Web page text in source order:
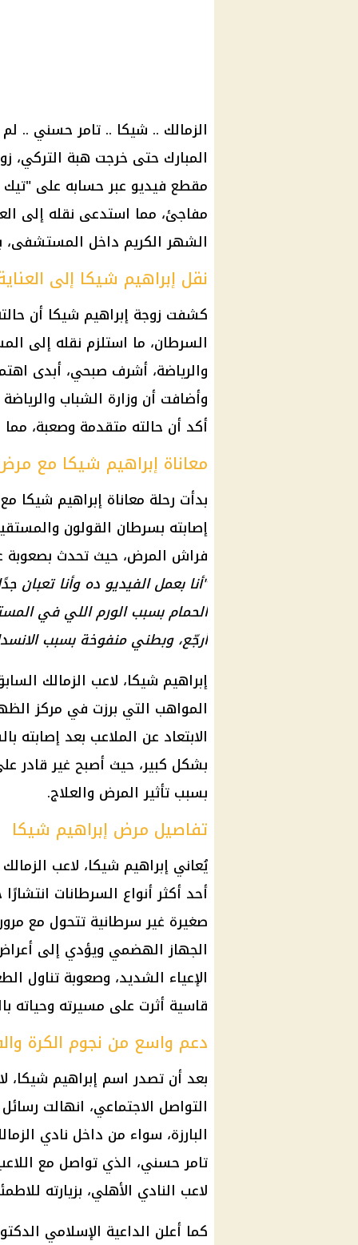
الزمالك .. شيكا .. تامر حسني ..
المبارك حتى خرجت هبة التركي،
مقطع فيديو عبر حسابه على
مفاجئ، مما استدعى نقله إلى
الشهر الكريم داخل المستشفى
نقل إبراهيم شيكا إلى
كشفت زوجة إبراهيم شيكا أن
السرطان، ما استلزم نقله إلى
والرياضة، أشرف صبحي، أبدى
وأضافت أن وزارة الشباب والرياضة
أكد أن حالته متقدمة وصعبة،
معاناة إبراهيم شيكا مع
بدأت رحلة معاناة إبراهيم
إصابته بسرطان القولون
فراش المرض، حيث تحدث بصعوبة
"أنا بعمل الفيديو ده وأنا
الحمام بسبب الورم اللي في
أرجّع، وبطني منفوخة بسبب
إبراهيم شيكا، لاعب الزمالك
المواهب التي برزت في مركز
الابتعاد عن الملاعب بعد
بشكل كبير، حيث أصبح غير قادر
بسبب تأثير المرض والعلاج.
تفاصيل مرض إبراهيم شيكا
يُعاني إبراهيم شيكا، لاعب الزمالك
أحد أكثر أنواع السرطانات
صغيرة غير سرطانية تتحول مع
الجهاز الهضمي ويؤدي إلى
الإعياء الشديد، وصعوبة تناول
قاسية أثرت على مسيرته وحياته
دعم واسع من نجوم الكرة
بعد أن تصدر اسم إبراهيم شيكا،
التواصل الاجتماعي، انهالت
البارزة، سواء من داخل نادي
تامر حسني، الذي تواصل مع
لاعب النادي الأهلي، بزيارته
كما أعلن الداعية الإسلامي